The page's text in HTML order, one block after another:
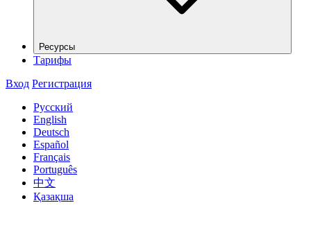
Ресурсы
Тарифы
Вход Регистрация
Русский
English
Deutsch
Español
Français
Português
中文
Қазақша